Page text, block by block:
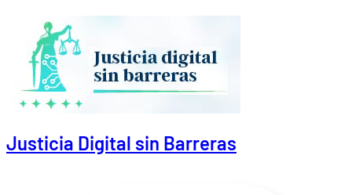
Justicia Digital sin Barreras